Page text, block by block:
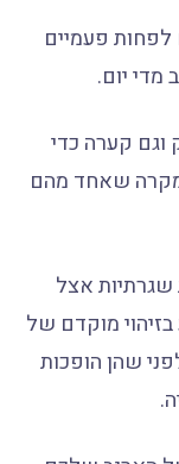
פעמיים
יום.
קערה כדי
שאחד מהם
אצל
מוקדם של
שהן הופכות